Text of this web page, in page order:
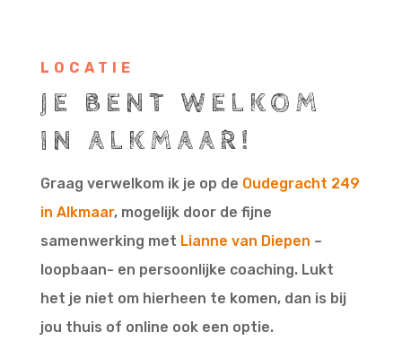
LOCATIE
JE BENT WELKOM
IN ALKMAAR!
Graag verwelkom ik je op de Oudegracht 249
in Alkmaar, mogelijk door de fijne
samenwerking met Lianne van Diepen –
loopbaan- en persoonlijke coaching. Lukt
het je niet om hierheen te komen, dan is bij
jou thuis of online ook een optie.